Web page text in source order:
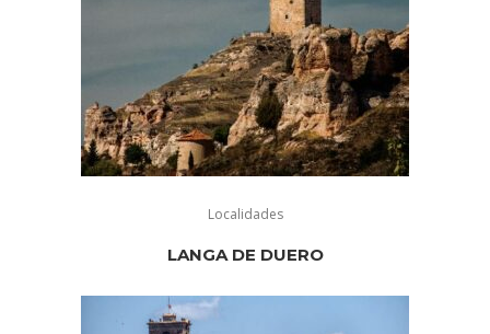
Localidades
LANGA DE DUERO